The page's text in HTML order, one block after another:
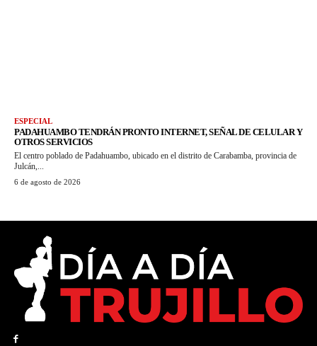
ESPECIAL
PADAHUAMBO TENDRÁN PRONTO INTERNET, SEÑAL DE CELULAR Y
OTROS SERVICIOS
El centro poblado de Padahuambo, ubicado en el distrito de Carabamba, provincia de
Julcán,...
6 de agosto de 2026